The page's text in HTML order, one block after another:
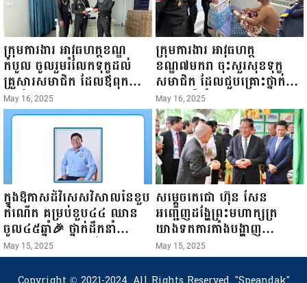
ក្រុមការងារ អាវុធហត្ថខណ្ឌ
កំបូល ចូលរួមរំលែកទុក្ខដល់
គ្រួសារសមាជិក ដែលឪពុកក្មេក
របស់លោកទទួលមរណៈភាព!
May 16, 2025
ក្រុមការងារ អាវុធហត្ថ
ខណ្ឌ៧មករា ចុះសួរសុខទុក្ខ
សមាជិក ដែលជួបគ្រោះថ្នាក់
ចរាចរណ៍ កំពុងសម្រាកព្យាបាល
នៅមន្ទីរពេទ្យ!
May 16, 2025
ក្នុងឱកាសដ៏វិសេសវិសាលនៃខួប
កំណើត គម្រប់ខួប៤៤ ឈាន
ចូល៤៥ឆ្នាំ🎉 ថ្នាក់ដឹកនាំ
សមាជិក សមាជិកា នៃក្រុម
គ្រួសារកម្មវិធីអាជីវកម្មចល័ត និង
កម្មករសំណង់ សូមគោរពជូនពរ
May 15, 2025
សម្តេចតេជោ ហ៊ុន សែន
អញ្ជើញដង្ហែព្រះមហាក្សត្រ
យាងទតការតាំងបង្ហាញ
ផលិតផលកសិកម្ម កសិ
ឧស្សាហកម្ម និងសិប្បកម្ម ក្នុង
ព្រះរាជពិធីច្រត់ព្រះនង្គ័ល...
May 15, 2025